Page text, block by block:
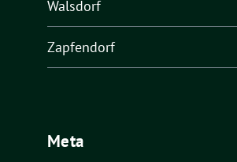
Walsdorf
Zapfendorf
Meta